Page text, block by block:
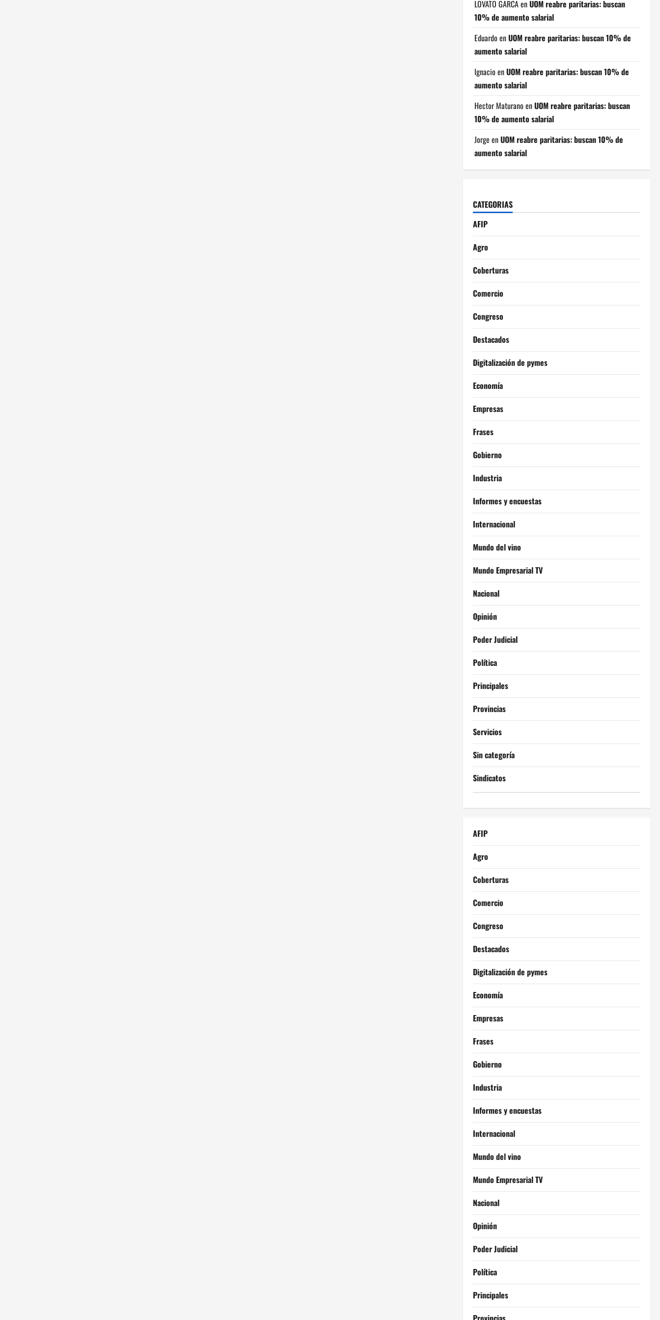
LOVATO GARCAenUOM reabre paritarias: buscan
10% de aumento salarial
Eduardo enUOM reabre paritarias: buscan 10% de
aumento salarial
Ignacio enUOM reabre paritarias: buscan 10% de
aumento salarial
Hector Maturano enUOM reabre paritarias: buscan
10% de aumento salarial
Jorge enUOM reabre paritarias: buscan 10% de
aumento salarial
CATEGORIAS
AFIP
Agro
Coberturas
Comercio
Congreso
Destacados
Digitalización de pymes
Economía
Empresas
Frases
Gobierno
Industria
Informes y encuestas
Internacional
Mundo del vino
Mundo Empresarial TV
Nacional
Opinión
Poder Judicial
Política
Principales
Provincias
Servicios
Sin categoría
Sindicatos
AFIP
Agro
Coberturas
Comercio
Congreso
Destacados
Digitalización de pymes
Economía
Empresas
Frases
Gobierno
Industria
Informes y encuestas
Internacional
Mundo del vino
Mundo Empresarial TV
Nacional
Opinión
Poder Judicial
Política
Principales